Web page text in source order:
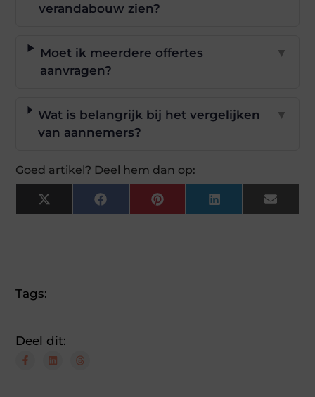
verandabouw zien?
Moet ik meerdere offertes
aanvragen?
▼
Wat is belangrijk bij het vergelijken
van aannemers?
▼
Goed artikel? Deel hem dan op:
X
(Twitter)
FacebookPinterestLinkedInEmail
Tags:
Deel dit: